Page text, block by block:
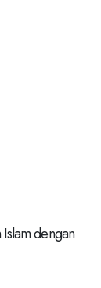
dengan